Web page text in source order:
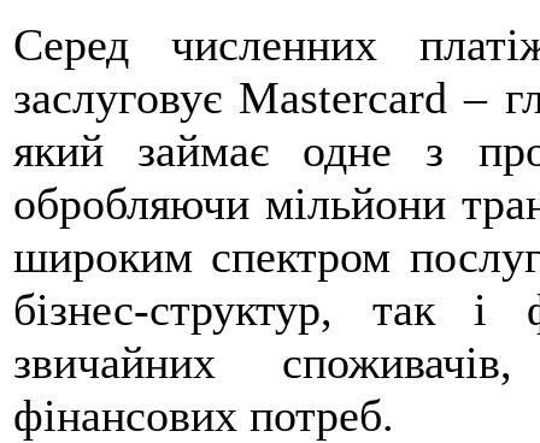
Серед численних
заслуговує Mastercard –
який займає одне з
обробляючи мільйони
широким спектром
бізнес-структур, так
звичайних
фінансових потреб.